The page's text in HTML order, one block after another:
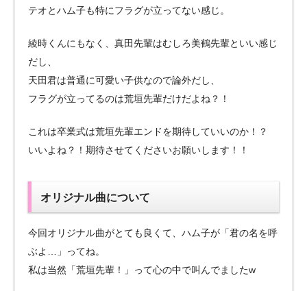
テオとハム子も特にフラグが立ってない感じ。
綾時くんにもなく、真田先輩はむしろ美鶴先輩といい感じ
だし、
天田君は普通に可愛い子供なので論外だし、
フラグが立ってるのは荒垣先輩だけだよね？！
これは卒業式は荒垣先輩エンドを期待していいのか！？
いいよね？！期待させてくださいお願いします！！
オリジナル曲について
今回オリジナル曲がとても良くて、ハム子が「君の名を呼
ぶよ…」ってね。
私は当然「荒垣先輩！」って心の中で叫んでましたw